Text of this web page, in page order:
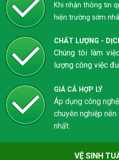
Khi nhận thông tin
hiện trường sớm
CHẤT LƯỢNG -
Chúng tôi làm
lượng công việc
GIÁ CẢ HỢP LÝ
Áp dụng công
chuyên nghiệp
nhất.
VỆ SINH